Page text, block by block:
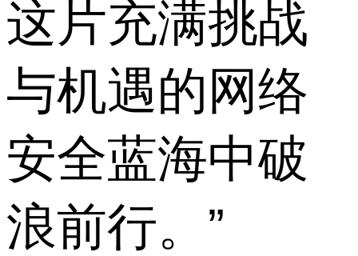
这片充满挑战
与机遇的网络
安全蓝海中破
浪前行。”